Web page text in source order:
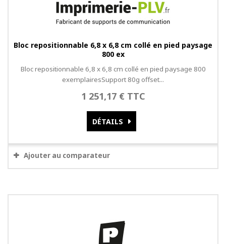
Bloc repositionnable 6,8 x 6,8 cm collé en pied paysage
800 ex
Bloc repositionnable 6,8 x 6,8 cm collé en pied paysage 800
exemplairesSupport 80g offset...
1 251,17 € TTC
DÉTAILS
Ajouter au comparateur